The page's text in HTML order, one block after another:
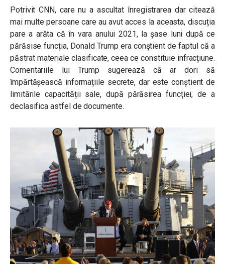
Potrivit CNN, care nu a ascultat înregistrarea dar citează
mai multe persoane care au avut acces la aceasta, discuția
pare a arăta că în vara anului 2021, la șase luni după ce
părăsise funcția, Donald Trump era conștient de faptul că a
păstrat materiale clasificate, ceea ce constituie infracțiune.
Comentariile lui Trump sugerează că ar dori să
împărtășească informațiile secrete, dar este conștient de
limitările capacității sale, după părăsirea funcției, de a
declasifica astfel de documente.